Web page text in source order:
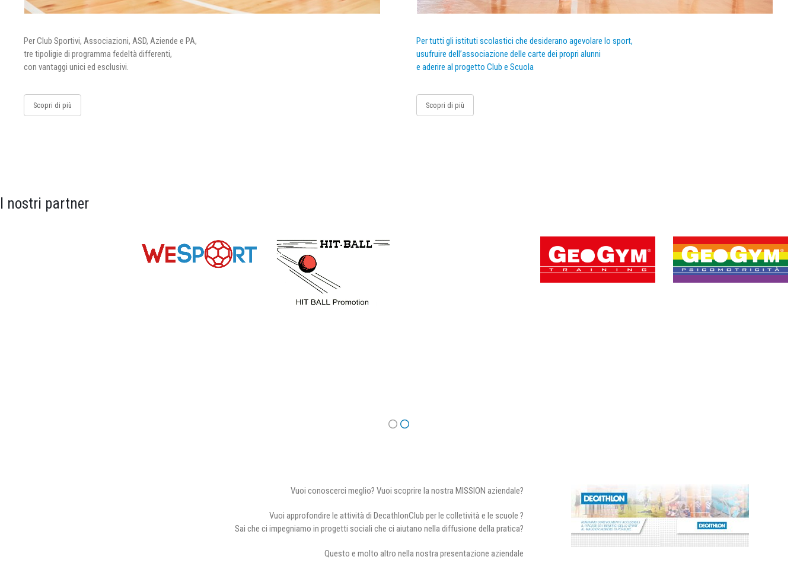
Per Club Sportivi, Associazioni, ASD, Aziende e PA,
tre tipoligie di programma fedeltà differenti,
con vantaggi unici ed esclusivi.
Scopri di più
Per tutti gli istituti scolastici che desiderano agevolare lo sport,
usufruire dell’associazione delle carte dei propri alunni
e aderire al progetto Club e Scuola
Scopri di più
I nostri partner
Vuoi conoscerci meglio? Vuoi scoprire la nostra MISSION aziendale?
Vuoi approfondire le attività di DecathlonClub per le colletività e le scuole ?
Sai che ci impegniamo in progetti sociali che ci aiutano nella diffusione della pratica?
Questo e molto altro nella nostra presentazione aziendale